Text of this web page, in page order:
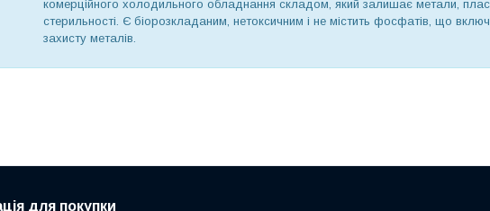
комерційного холодильного обладнання складом, який залишає метали,
стерильності. Є біорозкладаним, нетоксичним і не містить фосфатів, що
захисту металів.
для покупки